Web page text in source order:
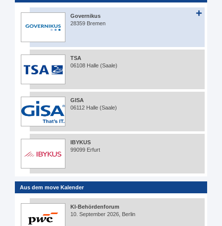
Governikus
28359 Bremen
TSA
06108 Halle (Saale)
GISA
06112 Halle (Saale)
IBYKUS
99099 Erfurt
Aus dem move Kalender
KI-Behördenforum
10. September 2026, Berlin